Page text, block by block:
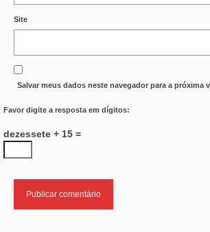
Site
Salvar meus dados neste navegador para a próxima
Favor digite a resposta em dígitos:
dezessete + 15 =